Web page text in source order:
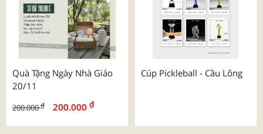
Quà Tặng Ngày Nhà Giáo
20/11
200.000₫ 200.000 ₫
Cúp Pickleball - Cầu Lông